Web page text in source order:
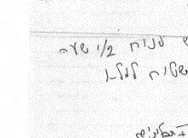
באתר
ונוחים לשימוש.
כתובים
וברורה